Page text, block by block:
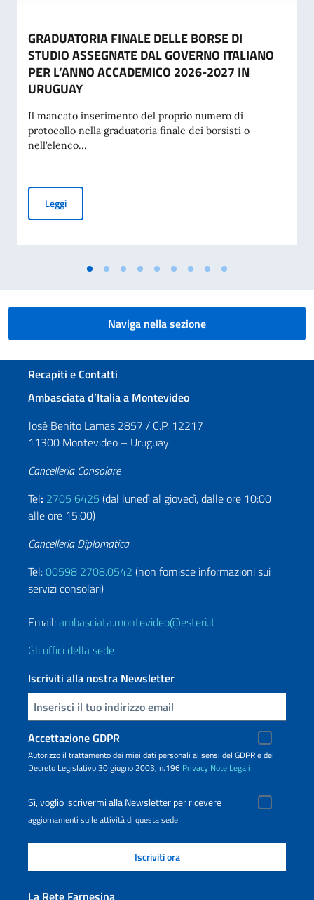
GRADUATORIA FINALE DELLE BORSE DI
STUDIO ASSEGNATE DAL GOVERNO ITALIANO
PER L’ANNO ACCADEMICO 2026-2027 IN
URUGUAY
Il mancato inserimento del proprio numero di
protocollo nella graduatoria finale dei borsisti o
nell’elenco...
LeggiGRADUATORIA FINALE DELLE BORSE DI STUDIO
Naviga nella sezione
Sezione footer
Recapiti e Contatti
Ambasciata d’Italia a Montevideo
José Benito Lamas 2857 / C.P. 12217
11300 Montevideo – Uruguay
Cancelleria Consolare
Tel: 2705 6425 (dal lunedì al giovedì, dalle ore 10:00
alle ore 15:00)
Cancelleria Diplomatica
Tel:00598 2708.0542 (non fornisce informazioni sui
servizi consolari)
Email:ambasciata.montevideo@esteri.it
Gli uffici della sede
Iscriviti alla nostra Newsletter
Inserisci la tua email
Accettazione GDPR
Autorizzo il trattamento dei miei dati personali ai sensi del GDPR e del
Decreto Legislativo 30 giugno 2003, n.196 Privacy Note Legali
Sì, voglio iscrivermi alla Newsletter per ricevere
aggiornamenti sulle attività di questa sede
La Rete Farnesina